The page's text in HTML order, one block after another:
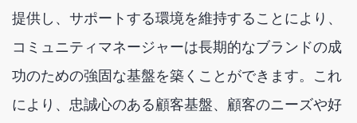
提供し、サポートする環境を維持することにより、
コミュニティマネージャーは長期的なブランドの成
功のための強固な基盤を築くことができます。これ
により、忠誠心のある顧客基盤、顧客のニーズや好